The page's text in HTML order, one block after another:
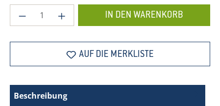
Produkt Anzahl: Gib den gewünschten
IN DEN WARENKORB
AUF DIE MERKLISTE
Beschreibung